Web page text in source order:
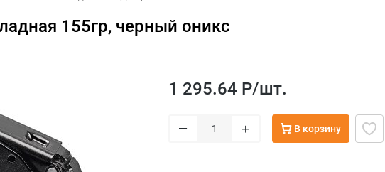
155гр, черный оникс
1 295.64 Р/шт.
– + В корзину